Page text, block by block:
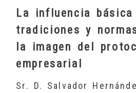
La influencia
tradiciones y
la imagen del
empresarial
Sr. D. Salvador